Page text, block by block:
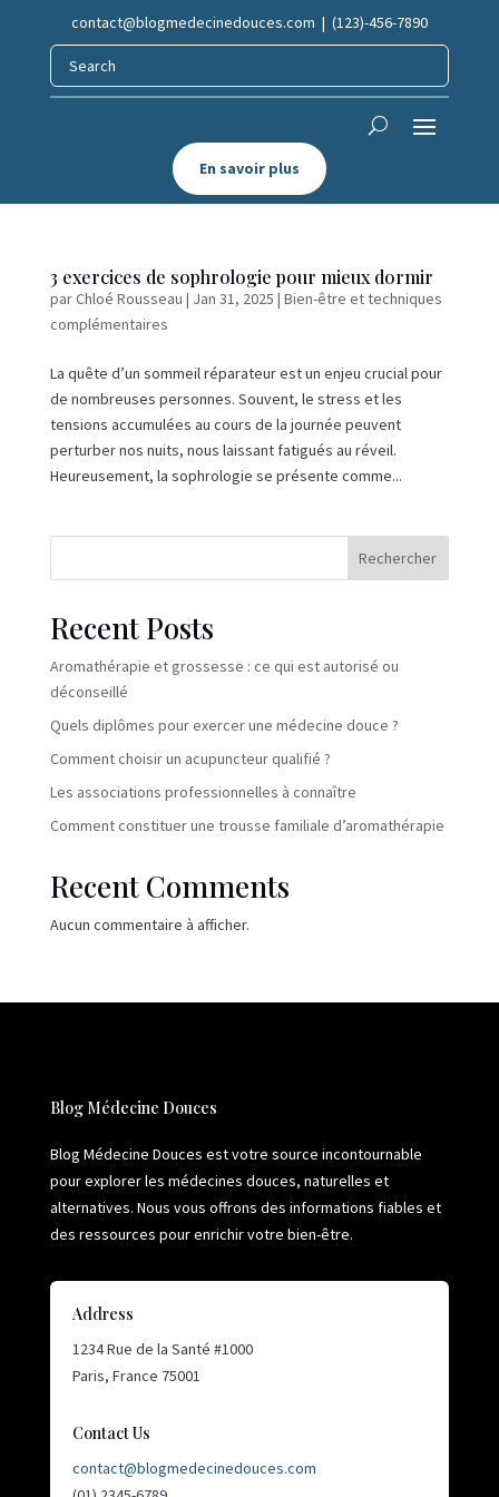
contact@blogmedecinedouces.com | (123)-456-7890
En savoir plus
3 exercices de sophrologie pour mieux dormir
parChloé Rousseau | Jan 31, 2025 | Bien-être et techniques
complémentaires
La quête d’un sommeil réparateur est un enjeu crucial pour
de nombreuses personnes. Souvent, le stress et les
tensions accumulées au cours de la journée peuvent
perturber nos nuits, nous laissant fatigués au réveil.
Heureusement, la sophrologie se présente comme...
Rechercher
Recent Posts
Aromathérapie et grossesse : ce qui est autorisé ou
déconseillé
Quels diplômes pour exercer une médecine douce ?
Comment choisir un acupuncteur qualifié ?
Les associations professionnelles à connaître
Comment constituer une trousse familiale d’aromathérapie
Recent Comments
Aucun commentaire à afficher.
Blog Médecine Douces
Blog Médecine Douces est votre source incontournable
pour explorer les médecines douces, naturelles et
alternatives. Nous vous offrons des informations fiables et
des ressources pour enrichir votre bien-être.
Address
1234 Rue de la Santé #1000
Paris, France 75001
Contact Us
contact@blogmedecinedouces.com